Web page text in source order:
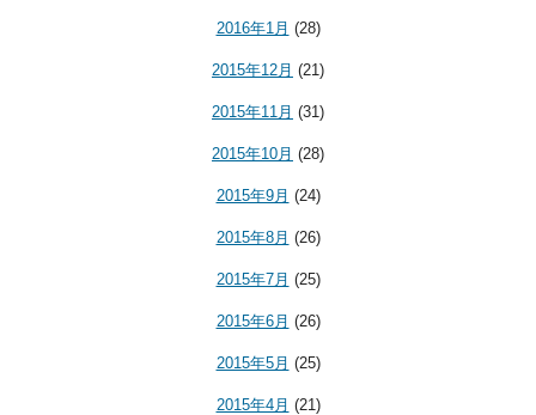
2016年1月 (28)
2015年12月 (21)
2015年11月 (31)
2015年10月 (28)
2015年9月 (24)
2015年8月 (26)
2015年7月 (25)
2015年6月 (26)
2015年5月 (25)
2015年4月 (21)